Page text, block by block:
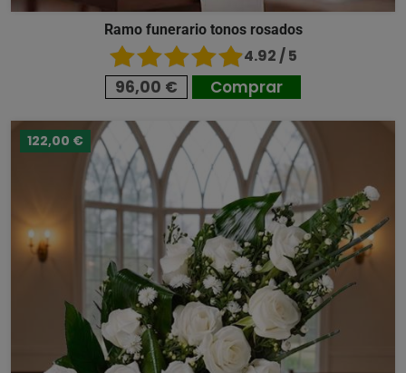
Ramo funerario tonos rosados
4.92 / 5
96,00 € Comprar
122,00 €